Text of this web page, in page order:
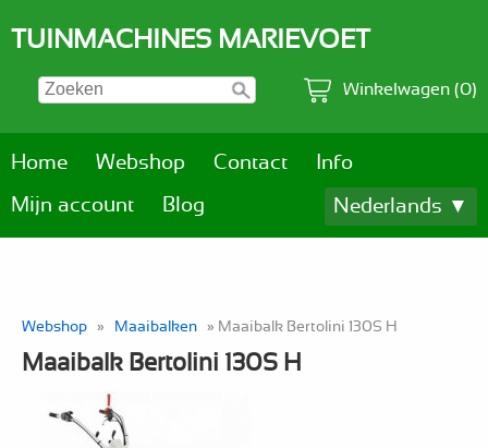
TUINMACHINES MARIEVOET
Winkelwagen (0)
Home Webshop Contact Info
Mijn account Blog Nederlands ▼
Webshop » Maaibalken » Maaibalk Bertolini 130S H
Maaibalk Bertolini 130S H